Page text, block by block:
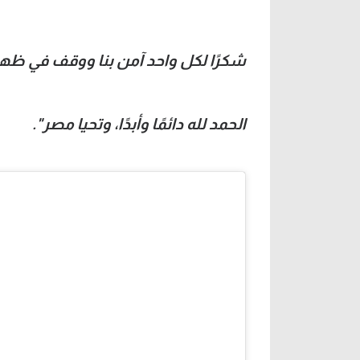
شكرًا لكل واحد آمن بنا ووقف في
الحمد لله دائمًا وأبدًا، وتحيا مصر".